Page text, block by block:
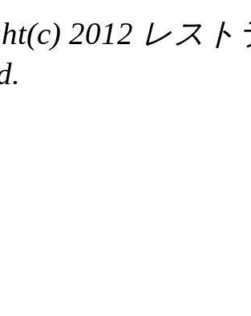
2012 レス